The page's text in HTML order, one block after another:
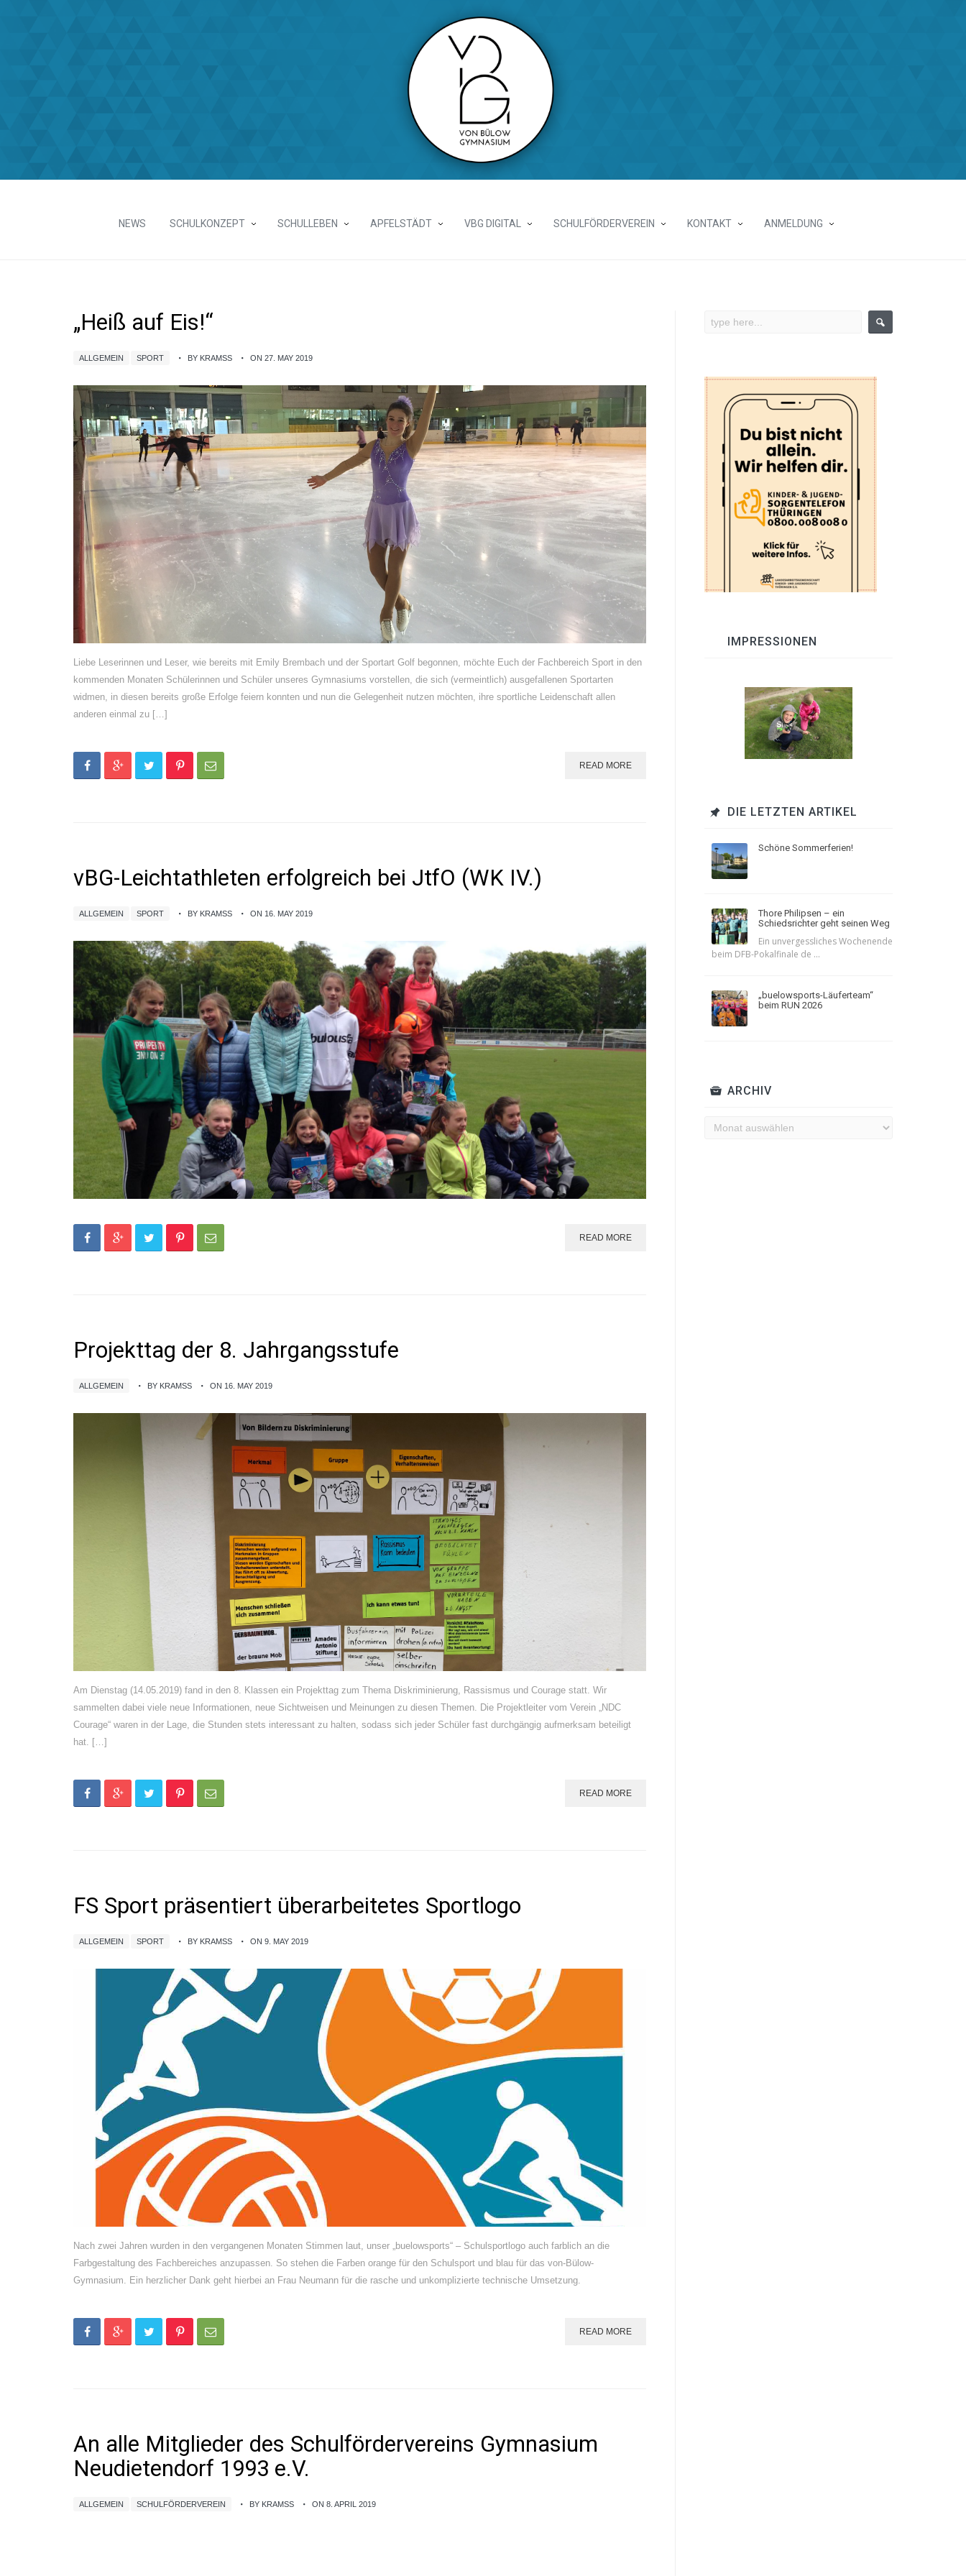
NEWS SCHULKONZEPT SCHULLEBEN APFELSTÄDT VBG DIGITAL SCHULFÖRDERVEREIN KONTAKT ANMELDUNG
„Heiß auf Eis!“
ALLGEMEIN SPORT BY KRAMSS ON 27. MAY 2019
Liebe Leserinnen und Leser, wie bereits mit Emily Brembach und der Sportart Golf begonnen, möchte Euch der Fachbereich Sport in den
kommenden Monaten Schülerinnen und Schüler unseres Gymnasiums vorstellen, die sich (vermeintlich) ausgefallenen Sportarten
widmen, in diesen bereits große Erfolge feiern konnten und nun die Gelegenheit nutzen möchten, ihre sportliche Leidenschaft allen
anderen einmal zu […]
READ MORE
vBG-Leichtathleten erfolgreich bei JtfO (WK IV.)
ALLGEMEIN SPORT BY KRAMSS ON 16. MAY 2019
READ MORE
Projekttag der 8. Jahrgangsstufe
ALLGEMEIN BY KRAMSS ON 16. MAY 2019
Am Dienstag (14.05.2019) fand in den 8. Klassen ein Projekttag zum Thema Diskriminierung, Rassismus und Courage statt. Wir
sammelten dabei viele neue Informationen, neue Sichtweisen und Meinungen zu diesen Themen. Die Projektleiter vom Verein „NDC
Courage“ waren in der Lage, die Stunden stets interessant zu halten, sodass sich jeder Schüler fast durchgängig aufmerksam beteiligt
hat. […]
READ MORE
FS Sport präsentiert überarbeitetes Sportlogo
ALLGEMEIN SPORT BY KRAMSS ON 9. MAY 2019
Nach zwei Jahren wurden in den vergangenen Monaten Stimmen laut, unser „buelowsports“ – Schulsportlogo auch farblich an die
Farbgestaltung des Fachbereiches anzupassen. So stehen die Farben orange für den Schulsport und blau für das von-Bülow-
Gymnasium. Ein herzlicher Dank geht hierbei an Frau Neumann für die rasche und unkomplizierte technische Umsetzung.
READ MORE
An alle Mitglieder des Schulfördervereins Gymnasium
Neudietendorf 1993 e.V.
ALLGEMEIN SCHULFÖRDERVEREIN BY KRAMSS ON 8. APRIL 2019
IMPRESSIONEN
DIE LETZTEN ARTIKEL
Schöne Sommerferien!
Thore Philipsen – ein
Schiedsrichter geht seinen Weg
Ein unvergessliches Wochenende
beim DFB-Pokalfinale de ...
„buelowsports-Läuferteam“
beim RUN 2026
ARCHIV
Archiv